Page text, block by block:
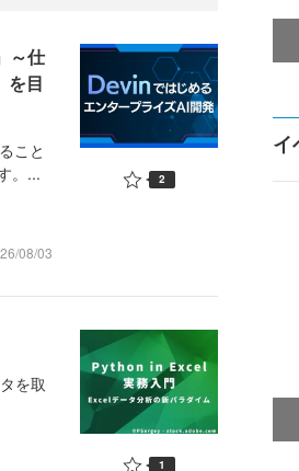
～仕
を目
こと
。...
08/03
2
を取
1
イ